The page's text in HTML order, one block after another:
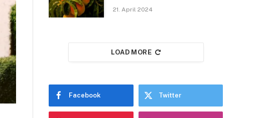
21. April 2024
LOAD MORE
Facebook Twitter